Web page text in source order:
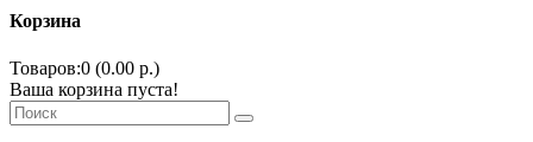
Корзина
Товаров:0 (0.00 р.)
Ваша корзина пуста!